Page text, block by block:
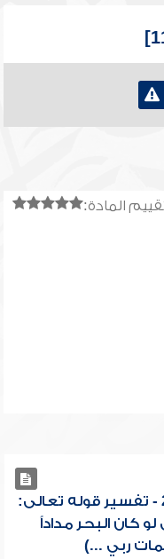
المادة:
2 - تفسير قوله تعالى:
كان البحر مداداً
ربي ...)